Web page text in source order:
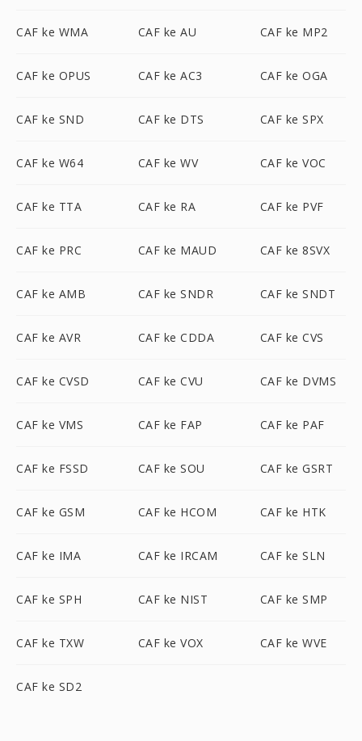
CAF ke WMA CAF ke AU CAF ke MP2
CAF ke OPUS CAF ke AC3 CAF ke OGA
CAF ke SND CAF ke DTS CAF ke SPX
CAF ke W64 CAF ke WV CAF ke VOC
CAF ke TTA CAF ke RA CAF ke PVF
CAF ke PRC CAF ke MAUD CAF ke 8SVX
CAF ke AMB CAF ke SNDR CAF ke SNDT
CAF ke AVR CAF ke CDDA CAF ke CVS
CAF ke CVSD CAF ke CVU CAF ke DVMS
CAF ke VMS CAF ke FAP CAF ke PAF
CAF ke FSSD CAF ke SOU CAF ke GSRT
CAF ke GSM CAF ke HCOM CAF ke HTK
CAF ke IMA CAF ke IRCAM CAF ke SLN
CAF ke SPH CAF ke NIST CAF ke SMP
CAF ke TXW CAF ke VOX CAF ke WVE
CAF ke SD2